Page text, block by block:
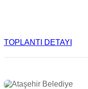
TOPLANTI DETAYI